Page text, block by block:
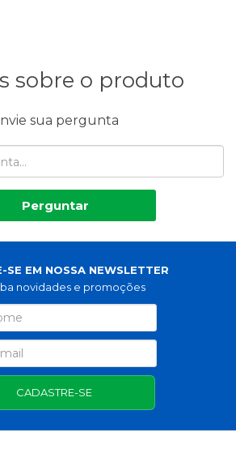
sobre o produto
sua pergunta
Perguntar
SE EM NOSSA NEWSLETTER
novidades e promoções
CADASTRE-SE